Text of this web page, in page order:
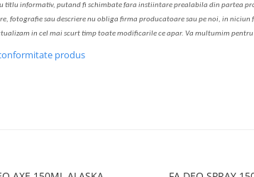
titlu informativ, putand fi schimbate fara instiintare prealabila din partea
fotografie sau descriere nu obliga firma producatoare sau pe noi, in niciun
am in cel mai scurt timp toate modificarile ce apar. Va multumim pentru
produs